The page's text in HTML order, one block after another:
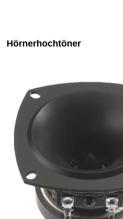
Hörnerhochtöner